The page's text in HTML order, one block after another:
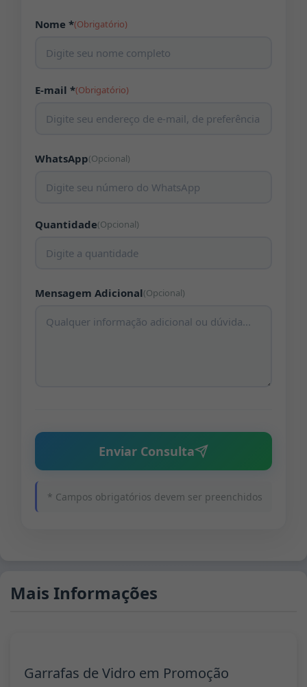
Nome *(Obrigatório)
E-mail *(Obrigatório)
WhatsApp(Opcional)
Quantidade(Opcional)
Mensagem Adicional(Opcional)
Enviar Consulta
* Campos obrigatórios devem ser preenchidos
Mais Informações
Garrafas de Vidro em Promoção